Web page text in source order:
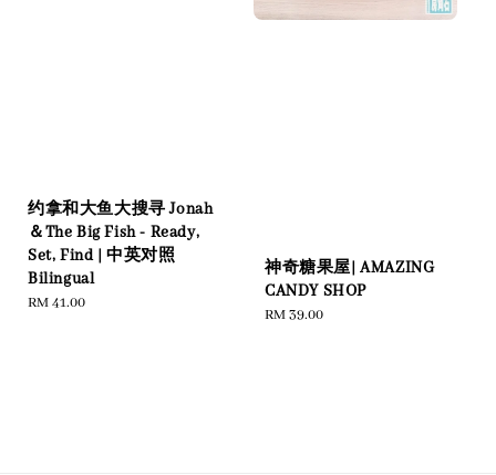
约拿和大鱼大搜寻 Jonah
＆The Big Fish - Ready,
Set, Find | 中英对照
Bilingual
Regular
RM 41.00
神奇糖果屋| AMAZING
CANDY SHOP
Regular
RM 39.00